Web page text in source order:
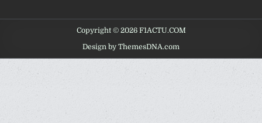
Copyright © 2026 F1ACTU.COM
Design by ThemesDNA.com